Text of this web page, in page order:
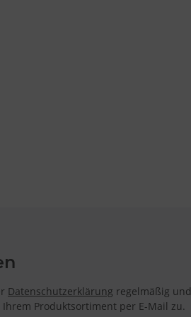
Datenschutzerklärung regelmäßig und
Produktsortiment per E-Mail zu.